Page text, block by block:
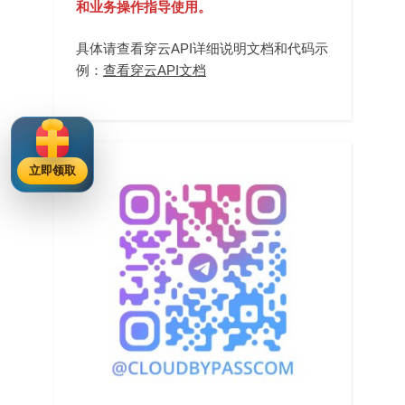
和业务操作指导使用。
具体请查看穿云API详细说明文档和代码示
例： 查看穿云API文档
立即领取